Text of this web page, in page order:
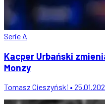
Serie A
Kacper Urbański
Monzy
Tomasz Cieszyński •